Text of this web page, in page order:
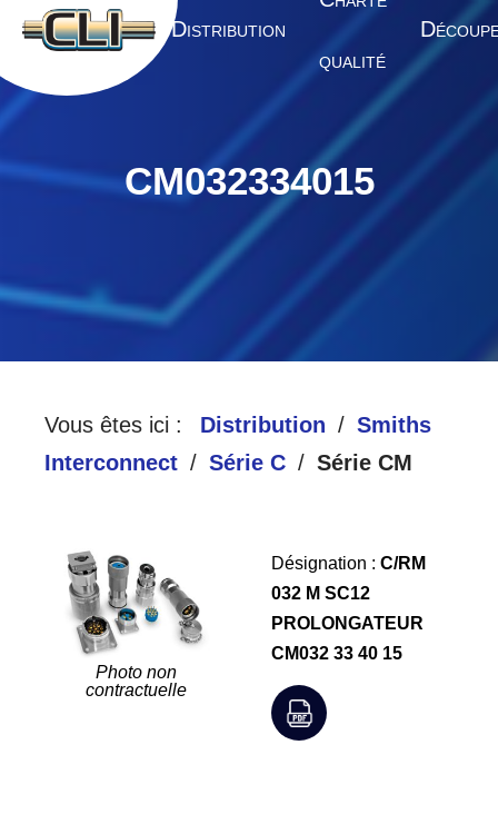
A CCUEIL DISTRIBUTION
QUALITÉ
D
CM032334015
Vous êtes ici : Distribution
Smiths
Interconnect
Série C Série CM
Photo non
contractuelle
Désignation : C/RM
032 M SC12
PROLONGATEUR
CM032 33 40 15